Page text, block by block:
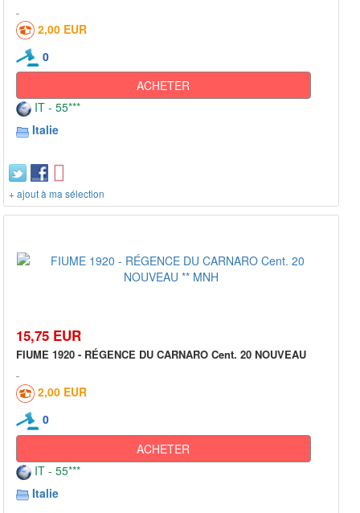
2,00 EUR
0
ACHETER
IT - 55***
Italie
+ ajout à ma sélection
15,75 EUR
FIUME 1920 - RÉGENCE DU CARNARO Cent. 20 NOUVEAU
2,00 EUR
0
ACHETER
IT - 55***
Italie